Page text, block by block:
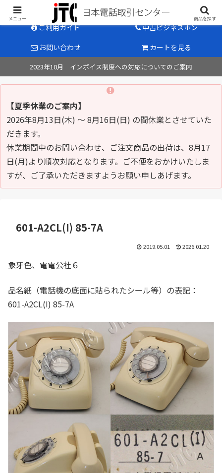
中古ビジネスホン販売のパイオニア
ご利用ガイド
中古ビジネスホン
お問い合わせ
カートを見る
2023年10月 インボイス制度への対応についてのご案内
【夏季休業のご案内】
2026年8月13日(木) ～ 8月16日(日) の間休業とさせていた
だきます。
休業期間中のお問い合わせ、ご注文商品の出荷は、8月17
日(月)より順次対応となります。ご不便をおかけいたしま
すが、ご了承いただきますようお願い申しあげます。
601-A2CL(I) 85-7A
2019.05.01 2026.01.20
象牙色、電電公社６
品名紙（電話機の底面に貼られたシール等）の表記：
601-A2CL(I) 85-7A
メニュー 商品を探す